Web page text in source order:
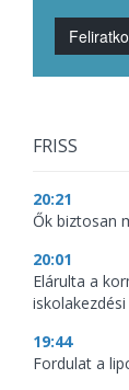
FRISS
20:21
Ők biztosan
20:01
Elárulta a
19:44
Fordulat a